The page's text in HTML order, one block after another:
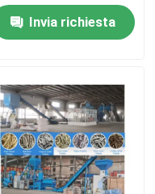
Invia richiesta